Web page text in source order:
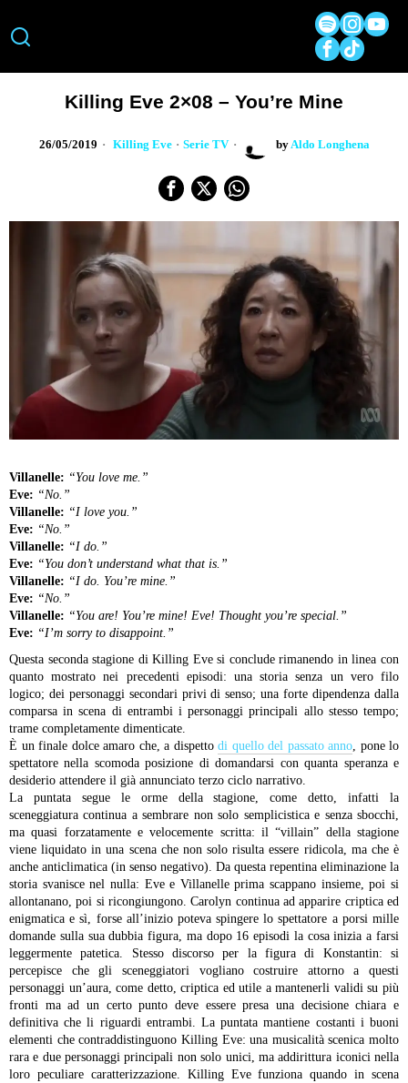
Killing Eve 2×08 – You’re Mine
26/05/2019 Killing Eve · Serie TV by Aldo Longhena
Villanelle: “You love me.”
Eve: “No.”
Villanelle: “I love you.”
Eve: “No.”
Villanelle: “I do.”
Eve: “You don’t understand what that is.”
Villanelle: “I do. You’re mine.”
Eve: “No.”
Villanelle: “You are! You’re mine! Eve! Thought you’re special.”
Eve: “I’m sorry to disappoint.”
Questa seconda stagione di Killing Eve si conclude rimanendo in linea con
quanto mostrato nei precedenti episodi: una storia senza un vero filo
logico; dei personaggi secondari privi di senso; una forte dipendenza dalla
comparsa in scena di entrambi i personaggi principali allo stesso tempo;
trame completamente dimenticate.
È un finale dolce amaro che, a dispetto di quello del passato anno , pone lo
spettatore nella scomoda posizione di domandarsi con quanta speranza e
desiderio attendere il già annunciato terzo ciclo narrativo.
La puntata segue le orme della stagione, come detto, infatti la
sceneggiatura continua a sembrare non solo semplicistica e senza sbocchi,
ma quasi forzatamente e velocemente scritta: il “villain” della stagione
viene liquidato in una scena che non solo risulta essere ridicola, ma che è
anche anticlimatica (in senso negativo). Da questa repentina eliminazione la
storia svanisce nel nulla: Eve e Villanelle prima scappano insieme, poi si
allontanano, poi si ricongiungono. Carolyn continua ad apparire criptica ed
enigmatica e sì, forse all’inizio poteva spingere lo spettatore a porsi mille
domande sulla sua dubbia figura, ma dopo 16 episodi la cosa inizia a farsi
leggermente patetica. Stesso discorso per la figura di Konstantin: si
percepisce che gli sceneggiatori vogliano costruire attorno a questi
personaggi un’aura, come detto, criptica ed utile a mantenerli validi su più
fronti ma ad un certo punto deve essere presa una decisione chiara e
definitiva che li riguardi entrambi.
La puntata mantiene costanti i buoni
elementi che contraddistinguono Killing Eve: una musicalità scenica molto
rara e due personaggi principali non solo unici, ma addirittura iconici nella
loro peculiare caratterizzazione.
Killing Eve funziona quando in scena